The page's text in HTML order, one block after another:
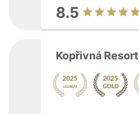
8.5
Kopřivná Resort